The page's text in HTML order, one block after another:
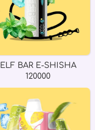
ELF BAR E-SHISHA
120000